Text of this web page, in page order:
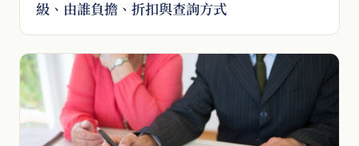
級、由誰負擔、折扣與查詢方式